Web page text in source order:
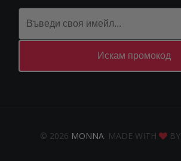
Искам промокод
© 2026 MONNA. MADE WITH BY